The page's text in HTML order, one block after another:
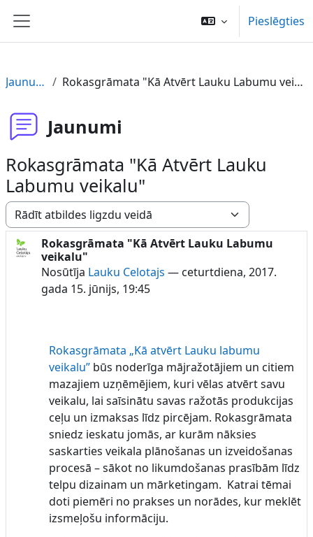
Sānu panelis
Pieslēgties
Jaunumi Rokasgrāmata "Kā Atvērt Lauku Labumu veikalu"
Jaunumi
Rokasgrāmata "Kā Atvērt Lauku
Labumu veikalu"
Rādīšanas režīms
Rokasgrāmata "Kā Atvērt Lauku Labumu
veikalu"
Nosūtīja Lauku Celotajs — ceturtdiena, 2017.
gada 15. jūnijs, 19:45
Atbilžu skaits: 0
Rokasgrāmata „Kā atvērt Lauku labumu
veikalu” būs noderīga mājražotājiem un citiem
mazajiem uzņēmējiem, kuri vēlas atvērt savu
veikalu, lai saīsinātu savas ražotās produkcijas
ceļu un izmaksas līdz pircējam. Rokasgrāmata
sniedz ieskatu jomās, ar kurām nāksies
saskarties veikala plānošanas un izveidošanas
procesā – sākot no likumdošanas prasībām līdz
telpu dizainam un mārketingam. Katrai tēmai
doti piemēri no prakses un norādes, kur meklēt
izsmeļošu informāciju.